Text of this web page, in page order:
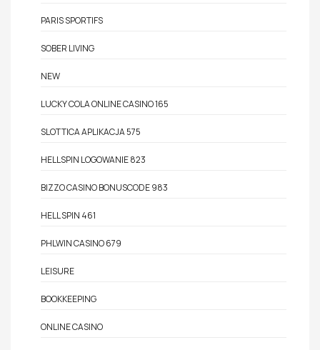
PARIS SPORTIFS
SOBER LIVING
NEW
LUCKY COLA ONLINE CASINO 165
SLOTTICA APLIKACJA 575
HELLSPIN LOGOWANIE 823
BIZZO CASINO BONUSCODE 983
HELL SPIN 461
PHLWIN CASINO 679
LEISURE
BOOKKEEPING
ONLINE CASINO